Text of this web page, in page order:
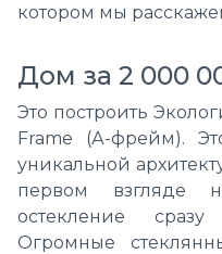
котором мы
Дом за 2 000
Это построить
Frame (А-фрейм).
уникальной
первом взгляде
остекление
Огромные